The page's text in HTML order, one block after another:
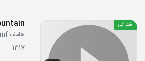
اشتراکی
هامف Humf
1317